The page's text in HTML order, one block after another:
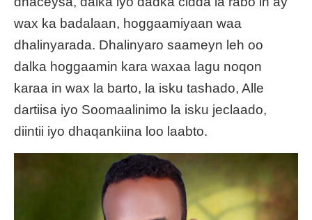
wax ka badalaan, hoggaamiyaan waa
dhalinyarada. Dhalinyaro saameyn leh oo
dalka hoggaamin kara waxaa lagu noqon
karaa in wax la barto, la isku tashado, Alle
dartiisa iyo Soomaalinimo la isku jeclaado,
diintii iyo dhaqankiina loo laabto.